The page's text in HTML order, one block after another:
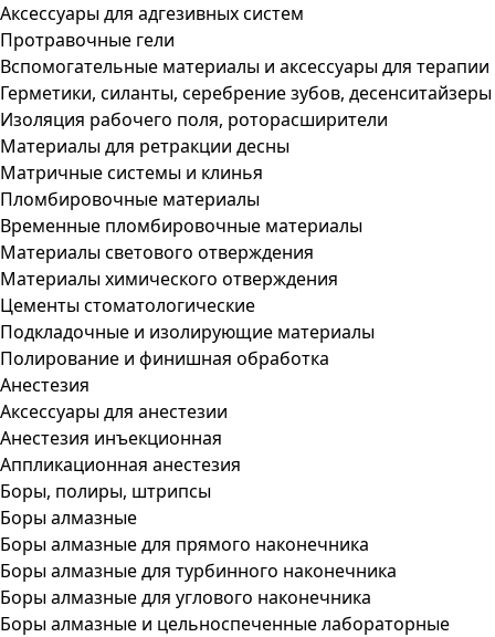
Аксессуары для адгезивных систем
Протравочные гели
Вспомогательные материалы и аксессуары для терапии
Герметики, силанты, серебрение зубов, десенситайзеры
Изоляция рабочего поля, роторасширители
Материалы для ретракции десны
Матричные системы и клинья
Пломбировочные материалы
Временные пломбировочные материалы
Материалы светового отверждения
Материалы химического отверждения
Цементы стоматологические
Подкладочные и изолирующие материалы
Полирование и финишная обработка
Анестезия
Аксессуары для анестезии
Анестезия инъекционная
Аппликационная анестезия
Боры, полиры, штрипсы
Боры алмазные
Боры алмазные для прямого наконечника
Боры алмазные для турбинного наконечника
Боры алмазные для углового наконечника
Боры алмазные и цельноспеченные лабораторные